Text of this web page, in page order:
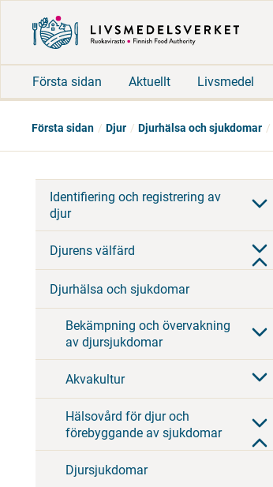
Första sidan Aktuellt Livsmedel
Första sidan Djur Djurhälsa och sjukdomar
Identifiering och registrering av
djur
Djurens välfärd
Djurhälsa och sjukdomar
Bekämpning och övervakning
av djursjukdomar
Akvakultur
Hälsovård för djur och
förebyggande av sjukdomar
Djursjukdomar